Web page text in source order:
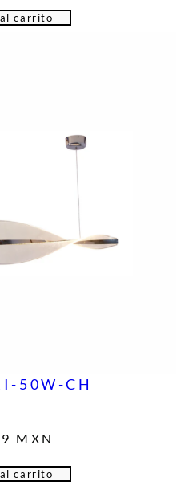
carrito
50W-CH
MXN
carrito